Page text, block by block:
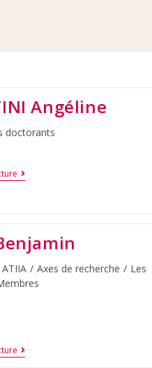
Angéline
doctorants
ATIIA / Axes de recherche / Les